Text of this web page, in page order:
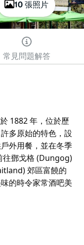
10 張照片
常見問題解答
1882 年，位於歷
多原始的特色，設
外用餐，並在冬季
往鄧戈格 (Dungog)
郊區富饒的
的時令家常酒吧美
多原始的特色，設
外用餐，並在冬季